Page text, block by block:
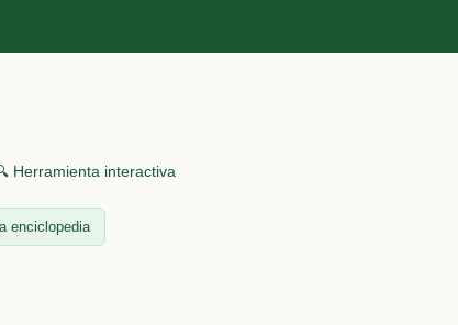
Herramienta interactiva
enciclopedia